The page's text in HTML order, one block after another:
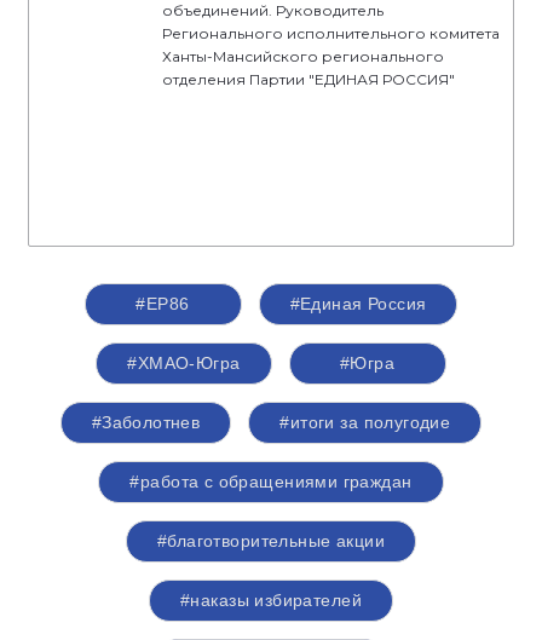
объединений. Руководитель
Регионального исполнительного комитета
Ханты-Мансийского регионального
отделения Партии "ЕДИНАЯ РОССИЯ"
#ЕР86 #Единая Россия
#ХМАО-Югра #Югра
#Заболотнев #итоги за полугодие
#работа с обращениями граждан
#благотворительные акции
#наказы избирателей